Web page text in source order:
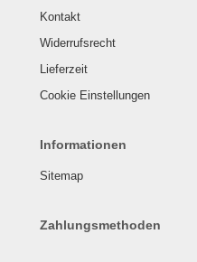
Kontakt
Widerrufsrecht
Lieferzeit
Cookie Einstellungen
Informationen
Sitemap
Zahlungsmethoden